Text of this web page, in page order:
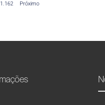
1.162 Próximo